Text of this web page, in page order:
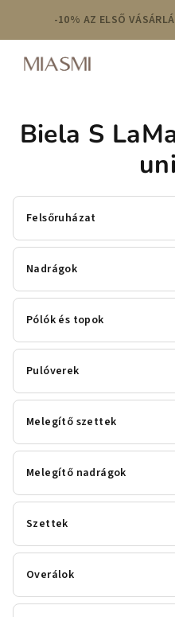
fő
tartalomhoz
-10% AZ ELSŐ
Biela S
Felsőruházat
Nadrágok
Pólók és topok
Pulóverek
Melegítő szettek
Melegítő nadrágok
Szettek
Overálok